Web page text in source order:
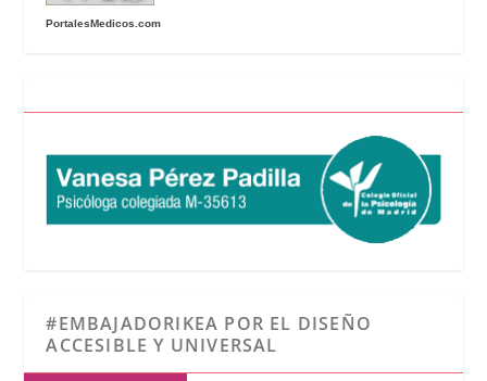
PortalesMedicos.com
#EMBAJADORIKEA POR EL DISEÑO
ACCESIBLE Y UNIVERSAL